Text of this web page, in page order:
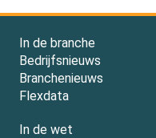
In de branche
Bedrijfsnieuws
Branchenieuws
Flexdata
In de wet